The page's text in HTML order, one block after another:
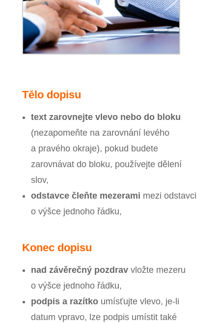
Tělo dopisu
text zarovnejte vlevo nebo do bloku
(nezapomeňte na zarovnání levého
a pravého okraje), pokud budete
zarovnávat do bloku, používejte dělení
slov,
odstavce čleňte mezerami mezi odstavci
o výšce jednoho řádku,
Konec dopisu
nad závěrečný pozdravvložte mezeru
o výšce jednoho řádku,
podpis a razítkoumísťujte vlevo, je‑li
datum vpravo, lze podpis umístit také